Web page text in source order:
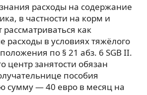
расходы на содержание
в частности на корм и
рассматриваться как
расходы в условиях тяжёлого
по § 21 абз. 6 SGB II.
центр занятости обязан
пособия
сумму — 40 евро в месяц на